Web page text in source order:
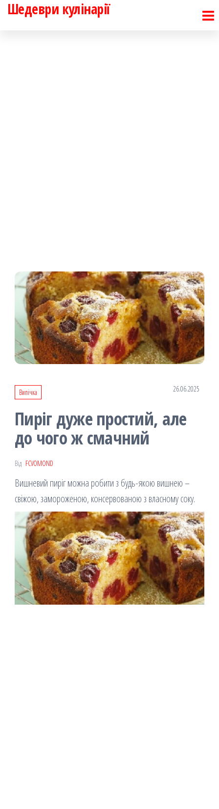
Перейти
Шедеври кулінарії
Випічка 26.06.2025
Пиріг дуже простий, але
до чого ж смачний
Від FCVOMOND
Вишневий пиріг можна робити з будь-якою вишнею –
свіжою, замороженою, консервованою з власному соку.